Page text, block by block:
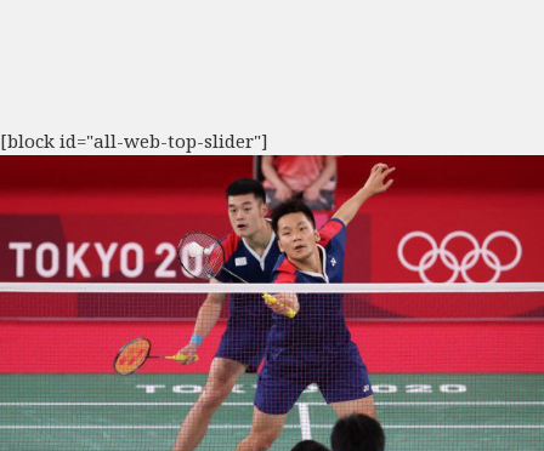
[block id="all-web-top-slider"]